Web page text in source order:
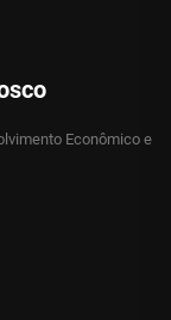
Econômico e